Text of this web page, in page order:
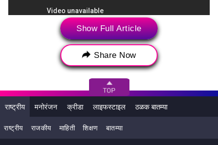
Show Full Article
Share Now
राष्ट्रीय मनोरंजन क्रीडा लाइफस्टाइल ठळक बातम्या
राष्ट्रीय राजकीय माहिती शिक्षण बातम्या